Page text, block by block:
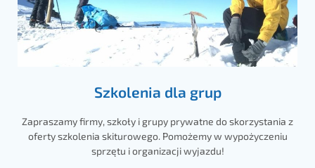
Szkolenia dla grup
Zapraszamy firmy, szkoły i grupy prywatne do skorzystania z
oferty szkolenia skiturowego. Pomożemy w wypożyczeniu
sprzętu i organizacji wyjazdu!